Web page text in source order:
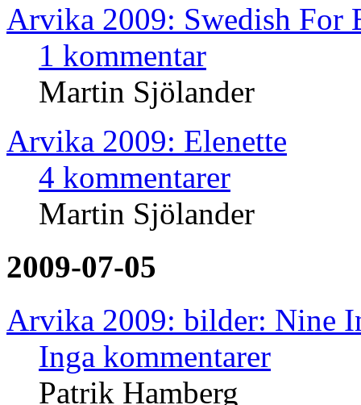
Arvika 2009: Swedish For
1 kommentar
Martin Sjölander
Arvika 2009: Elenette
4 kommentarer
Martin Sjölander
2009-07-05
Arvika 2009: bilder: Nine
Inga kommentarer
Patrik Hamberg